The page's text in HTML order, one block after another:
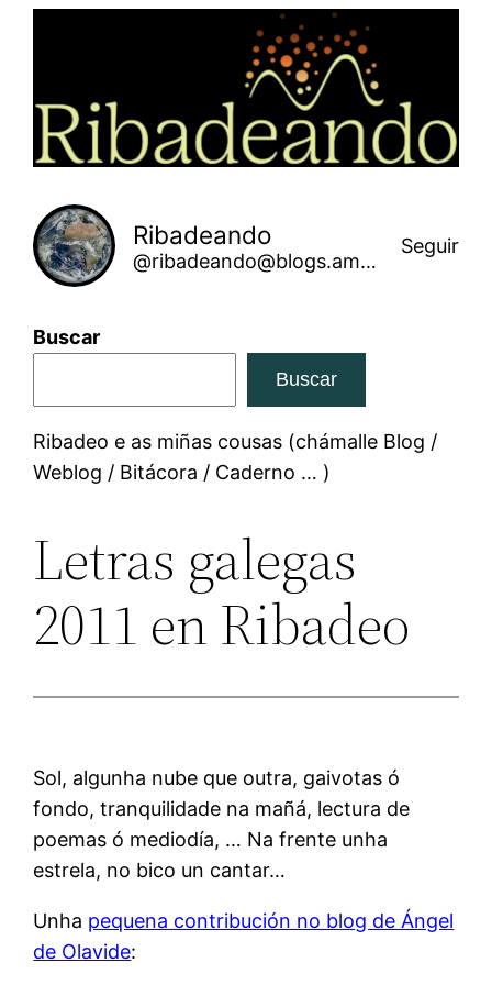
Ribadeando
@ribadeando@blogs.amarinha.gal
Seguir
Buscar
Buscar
Ribadeo e as miñas cousas (chámalle Blog /
Weblog / Bitácora / Caderno … )
Letras galegas
2011 en Ribadeo
Sol, algunha nube que outra, gaivotas ó
fondo, tranquilidade na mañá, lectura de
poemas ó mediodía, … Na frente unha
estrela, no bico un cantar…
Unha pequena contribución no blog de Ángel
de Olavide: